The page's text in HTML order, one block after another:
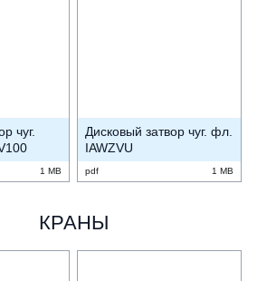
чуг.
1 MB
Дисковый затвор чуг. фл.
IAWZVU
pdf 1 MB
КРАНЫ